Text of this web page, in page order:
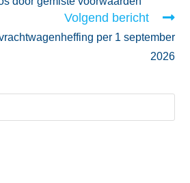
Volgend bericht
per 1 september
2026